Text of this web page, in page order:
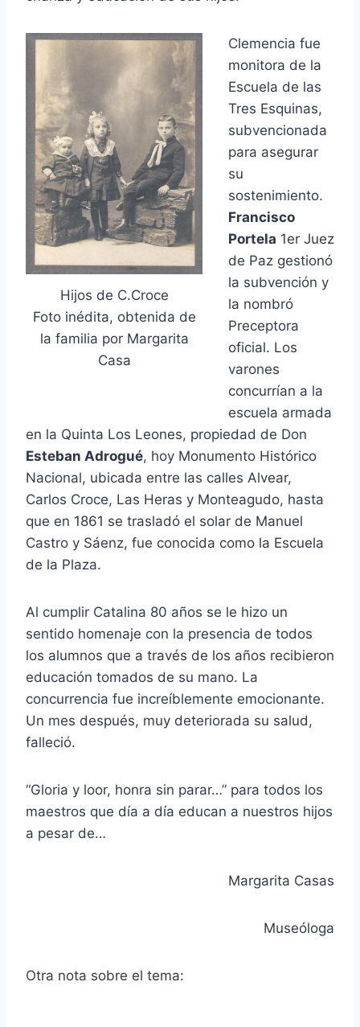
Hijos de C.Croce
Foto inédita, obtenida de
la familia por Margarita
Casa
Clemencia fue
monitora de la
Escuela de las
Tres Esquinas,
subvencionada
para asegurar
su
sostenimiento.
Francisco
Portela 1er Juez
de Paz gestionó
la subvención y
la nombró
Preceptora
oficial. Los
varones
concurrían a la
escuela armada
en la Quinta Los Leones, propiedad de Don
Esteban Adrogué, hoy Monumento Histórico
Nacional, ubicada entre las calles Alvear,
Carlos Croce, Las Heras y Monteagudo, hasta
que en 1861 se trasladó el solar de Manuel
Castro y Sáenz, fue conocida como la Escuela
de la Plaza.
Al cumplir Catalina 80 años se le hizo un
sentido homenaje con la presencia de todos
los alumnos que a través de los años recibieron
educación tomados de su mano. La
concurrencia fue increíblemente emocionante.
Un mes después, muy deteriorada su salud,
falleció.
“Gloria y loor, honra sin parar…” para todos los
maestros que día a día educan a nuestros hijos
a pesar de…
Margarita Casas
Museóloga
Otra nota sobre el tema: